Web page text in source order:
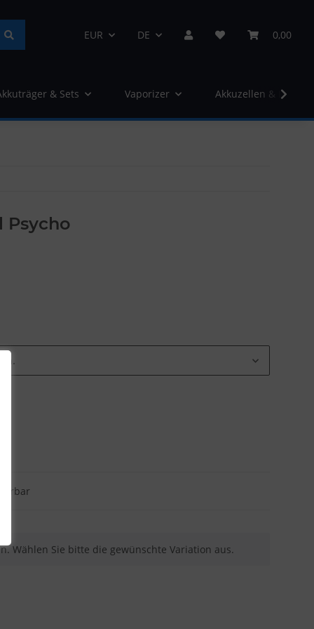
EUR DE 0,00
& Sets Vaporizer Akkuzellen &
Psycho
Wählen Sie bitte die gewünschte Variation aus.